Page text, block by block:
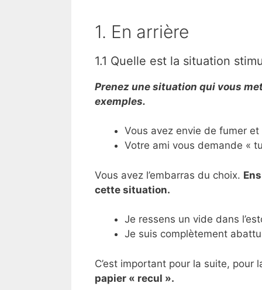
1. En arrière
1.1 Quelle est la situation
Prenez une situation qui vous
exemples.
Vous avez envie de fumer
Votre ami vous demande «
Vous avez l’embarras du choix.
cette situation.
Je ressens un vide dans
Je suis complètement
C’est important pour la suite, pour
papier « recul ».